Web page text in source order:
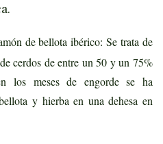
de bellota ibérico: Se trata de
cerdos de entre un 50 y un 75%
los meses de engorde se ha
y hierba en una dehesa en